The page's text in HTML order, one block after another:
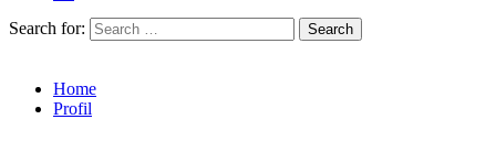
Search for:
Home
Profil